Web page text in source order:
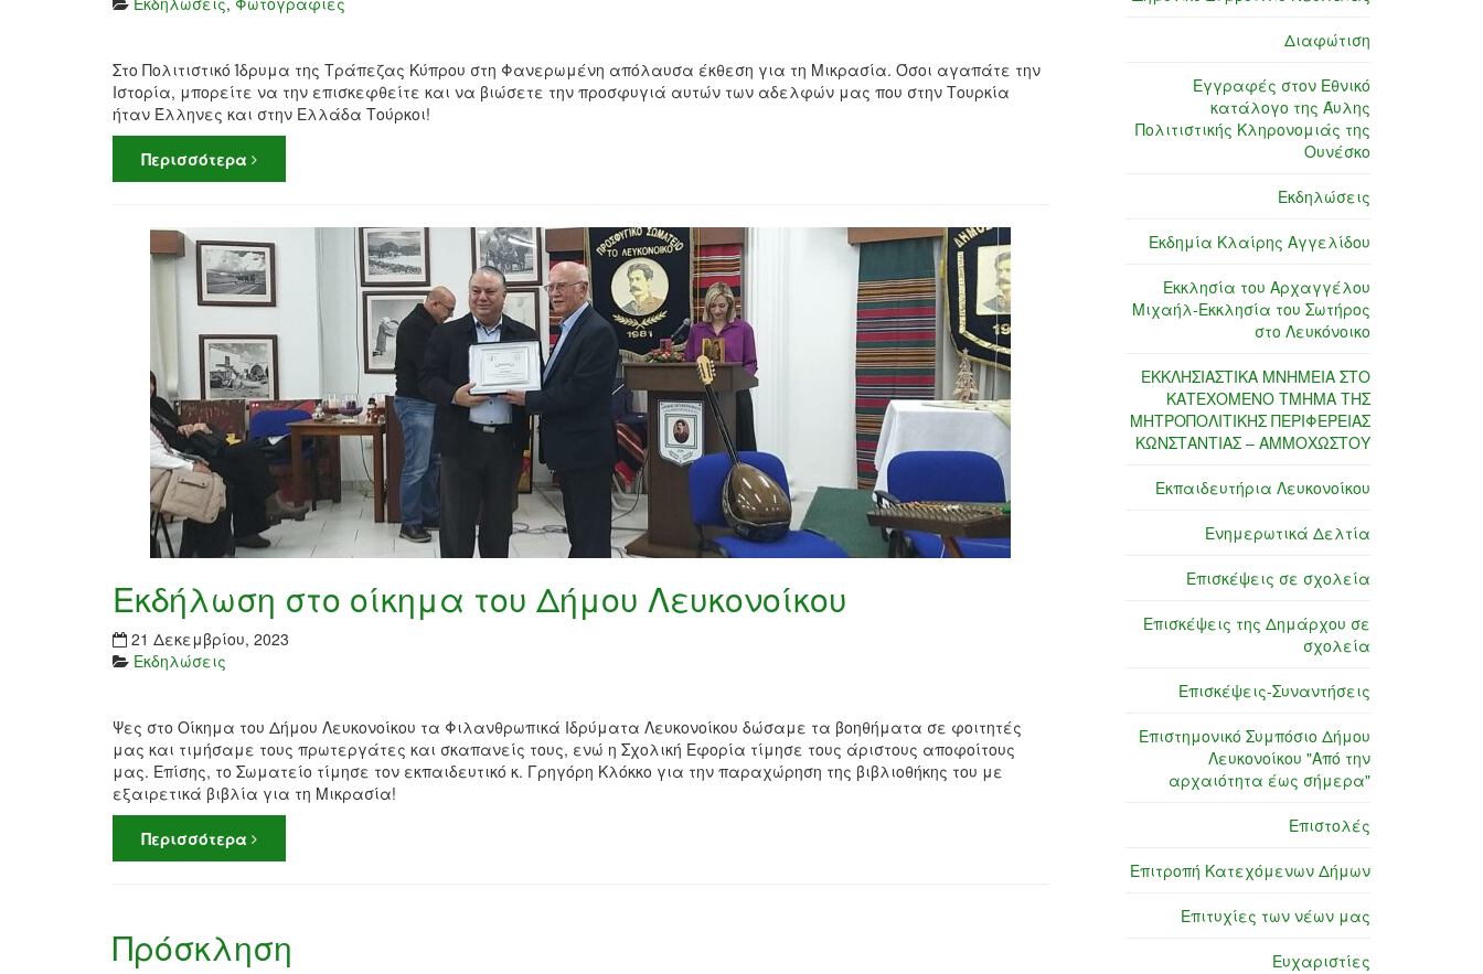
Στο Πολιτιστικό Ίδρυμα της Τράπεζας Κύπρου στη Φανερωμένη απόλαυσα έκθεση για τη Μικρασία. Όσοι αγαπάτε την
Ιστορία, μπορείτε να την επισκεφθείτε και να βιώσετε την προσφυγιά αυτών των αδελφών μας που στην Τουρκία
ήταν Έλληνες και στην Ελλάδα Τούρκοι!
Περισσότερα
Εκδήλωση στο οίκημα του Δήμου Λευκονοίκου
21 Δεκεμβρίου, 2023
Εκδηλώσεις
Ψες στο Οίκημα του Δήμου Λευκονοίκου τα Φιλανθρωπικά Ιδρύματα Λευκονοίκου δώσαμε τα βοηθήματα σε φοιτητές
μας και τιμήσαμε τους πρωτεργάτες και σκαπανείς τους, ενώ η Σχολική Εφορία τίμησε τους άριστους αποφοίτους
μας. Επίσης, το Σωματείο τίμησε τον εκπαιδευτικό κ. Γρηγόρη Κλόκκο για την παραχώρηση της βιβλιοθήκης του με
εξαιρετικά βιβλία για τη Μικρασία!
Περισσότερα
Πρόσκληση
Διαφώτιση
Εγγραφές στον Εθνικό
κατάλογο της Άυλης
Πολιτιστικής Κληρονομιάς της
Ουνέσκο
Εκδηλώσεις
Εκδημία Κλαίρης Αγγελίδου
Εκκλησία του Αρχαγγέλου
Μιχαήλ-Εκκλησία του Σωτήρος
στο Λευκόνοικο
ΕΚΚΛΗΣΙΑΣΤΙΚΑ ΜΝΗΜΕΙΑ ΣΤΟ
ΚΑΤΕΧΟΜΕΝΟ ΤΜΗΜΑ ΤΗΣ
ΜΗΤΡΟΠΟΛΙΤΙΚΗΣ ΠΕΡΙΦΕΡΕΙΑΣ
ΚΩΝΣΤΑΝΤΙΑΣ – ΑΜΜΟΧΩΣΤΟΥ
Εκπαιδευτήρια Λευκονοίκου
Ενημερωτικά Δελτία
Επισκέψεις σε σχολεία
Επισκέψεις της Δημάρχου σε
σχολεία
Επισκέψεις-Συναντήσεις
Επιστημονικό Συμπόσιο Δήμου
Λευκονοίκου "Από την
αρχαιότητα έως σήμερα"
Επιστολές
Επιτροπή Κατεχόμενων Δήμων
Επιτυχίες των νέων μας
Ευχαριστίες